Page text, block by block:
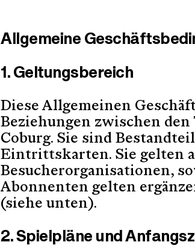
Allgemeine
1. Geltungsbereich
Diese Allgemeinen
Beziehungen zwischen
Coburg. Sie sind
Eintrittskarten. Sie gelten
Besucherorganisationen,
Abonnenten gelten
(siehe unten).
2. Spielpläne und